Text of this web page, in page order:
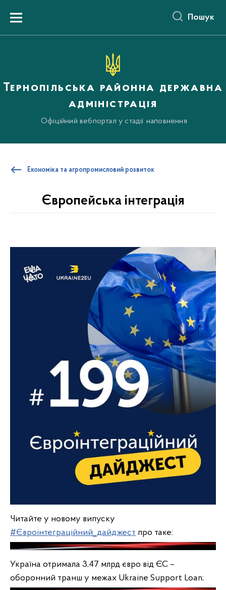
вмістуMenu Пошук
Тернопільська районна державна
адміністрація
Офіційний вебпортал у стадії наповнення
Економіка та агропромисловий розвиток
Європейська інтеграція
Читайте у новому випуску
#Євроінтеграційний_дайджест про таке:
Україна отримала 3,47 млрд євро від ЄС –
оборонний транш у межах Ukraine Support Loan;